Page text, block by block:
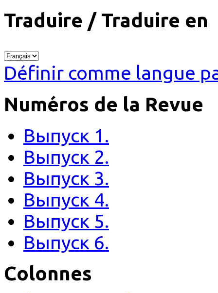
Traduire / Traduire en
Définir comme langue
Numéros de la Revue
Выпуск 1.
Выпуск 2.
Выпуск 3.
Выпуск 4.
Выпуск 5.
Выпуск 6.
Colonnes